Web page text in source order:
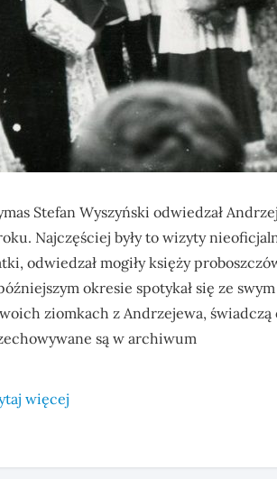
Stefan Wyszyński odwiedzał
Najczęściej były to wizyty
odwiedzał mogiły księży
okresie spotykał się ze
ziomkach z Andrzejewa,
są w archiwum
więcej